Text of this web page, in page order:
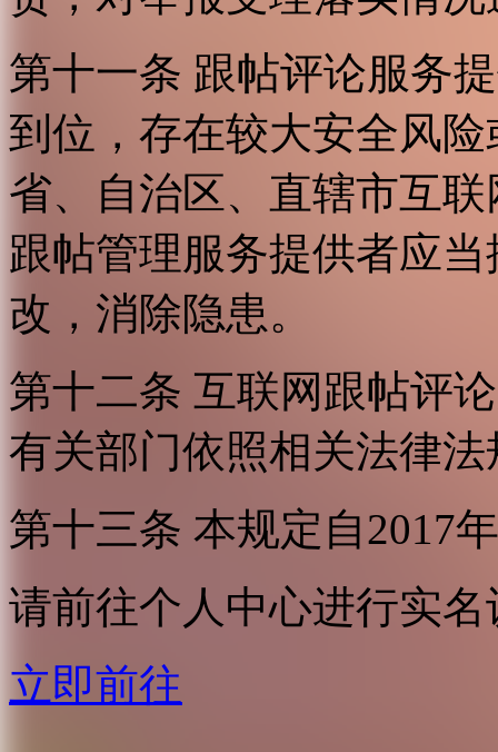
第十一条 跟帖评论服务
到位，存在较大安全风
省、自治区、直辖市互
跟帖管理服务提供者应
改，消除隐患。
第十二条 互联网跟帖评
有关部门依照相关法律
第十三条 本规定自2017
请前往个人中心进行实名
立即前往